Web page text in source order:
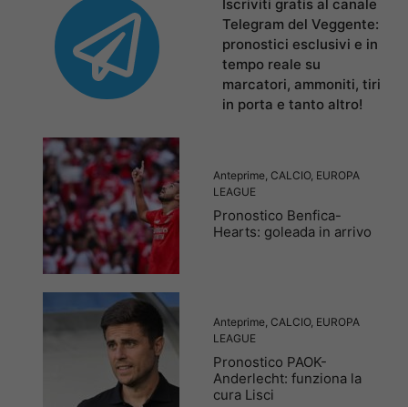
Iscriviti gratis al canale
Telegram del Veggente:
pronostici esclusivi e in
tempo reale su
marcatori, ammoniti, tiri
in porta e tanto altro!
Anteprime CALCIO, EUROPA
LEAGUE
Pronostico Benfica-
Hearts: goleada in arrivo
Anteprime CALCIO, EUROPA
LEAGUE
Pronostico PAOK-
Anderlecht: funziona la
cura Lisci